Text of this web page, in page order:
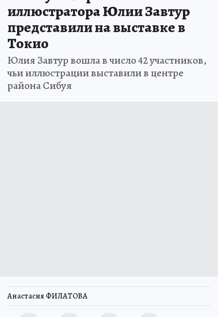
иллюстратора Юлии Завтур
представили на выставке в
Токио
Юлия Завтур вошла в число 42 участников,
чьи иллюстрации выставили в центре
района Сибуя
Анастасия ФИЛАТОВА